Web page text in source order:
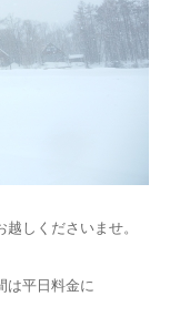
しくださいませ。
は平日料金に